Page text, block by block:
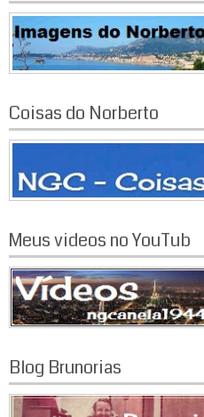
Coisas do Norberto
Meus videos no YouTub
Blog Brunorias